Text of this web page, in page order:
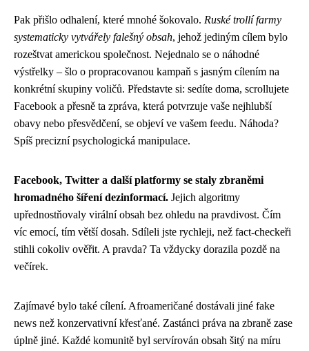
Pak přišlo odhalení, které mnohé šokovalo. Ruské trollí farmy
systematicky vytvářely falešný obsah, jehož jediným cílem bylo
rozeštvat americkou společnost. Nejednalo se o náhodné
výstřelky – šlo o propracovanou kampaň s jasným cílením na
konkrétní skupiny voličů. Představte si: sedíte doma, scrollujete
Facebook a přesně ta zpráva, která potvrzuje vaše nejhlubší
obavy nebo přesvědčení, se objeví ve vašem feedu. Náhoda?
Spíš precizní psychologická manipulace.
Facebook, Twitter a další platformy se staly zbraněmi
hromadného šíření dezinformací. Jejich algoritmy
upřednostňovaly virální obsah bez ohledu na pravdivost. Čím
víc emocí, tím větší dosah. Sdíleli jste rychleji, než fact-checkeři
stihli cokoliv ověřit. A pravda? Ta vždycky dorazila pozdě na
večírek.
Zajímavé bylo také cílení. Afroameričané dostávali jiné fake
news než konzervativní křesťané. Zastánci práva na zbraně zase
úplně jiné. Každé komunitě byl servírován obsah šitý na míru